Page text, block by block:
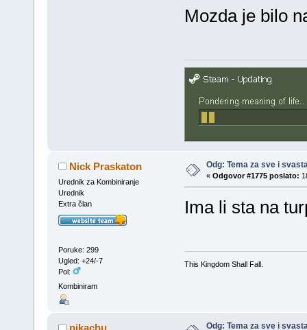
Mozda je bilo
Nick Praskaton
Urednik za Kombiniranje
Urednik
Extra član
Poruke: 299
Ugled: +24/-7
Pol:
Kombiniram
Odg: Tema za sve i
« Odgovor #1775 poslato:
Ima li sta na
This Kingdom Shall Fall.
Odg: Tema za sve i